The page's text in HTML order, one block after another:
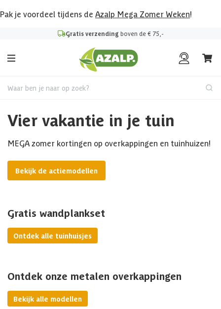
Pak je voordeel tijdens de Azalp Mega Zomer Weken!
Gratis verzending boven de € 75,-
Waar ben je naar op zoek?
Vier vakantie in je tuin
MEGA zomer kortingen op overkappingen en tuinhuizen!
Bekijk de actiemodellen
Gratis wandplankset
Ontdek alle tuinhuisjes
Ontdek onze metalen overkappingen
Bekijk alle modellen